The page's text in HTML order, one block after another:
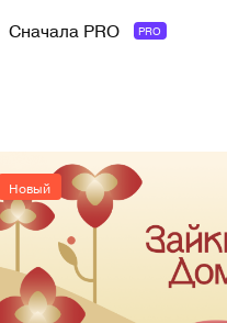
Сначала PRO PRO
Новый